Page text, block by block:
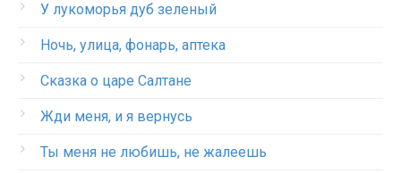
У лукоморья дуб зеленый
Ночь, улица, фонарь, аптека
Сказка о царе Салтане
Жди меня, и я вернусь
Ты меня не любишь, не жалеешь